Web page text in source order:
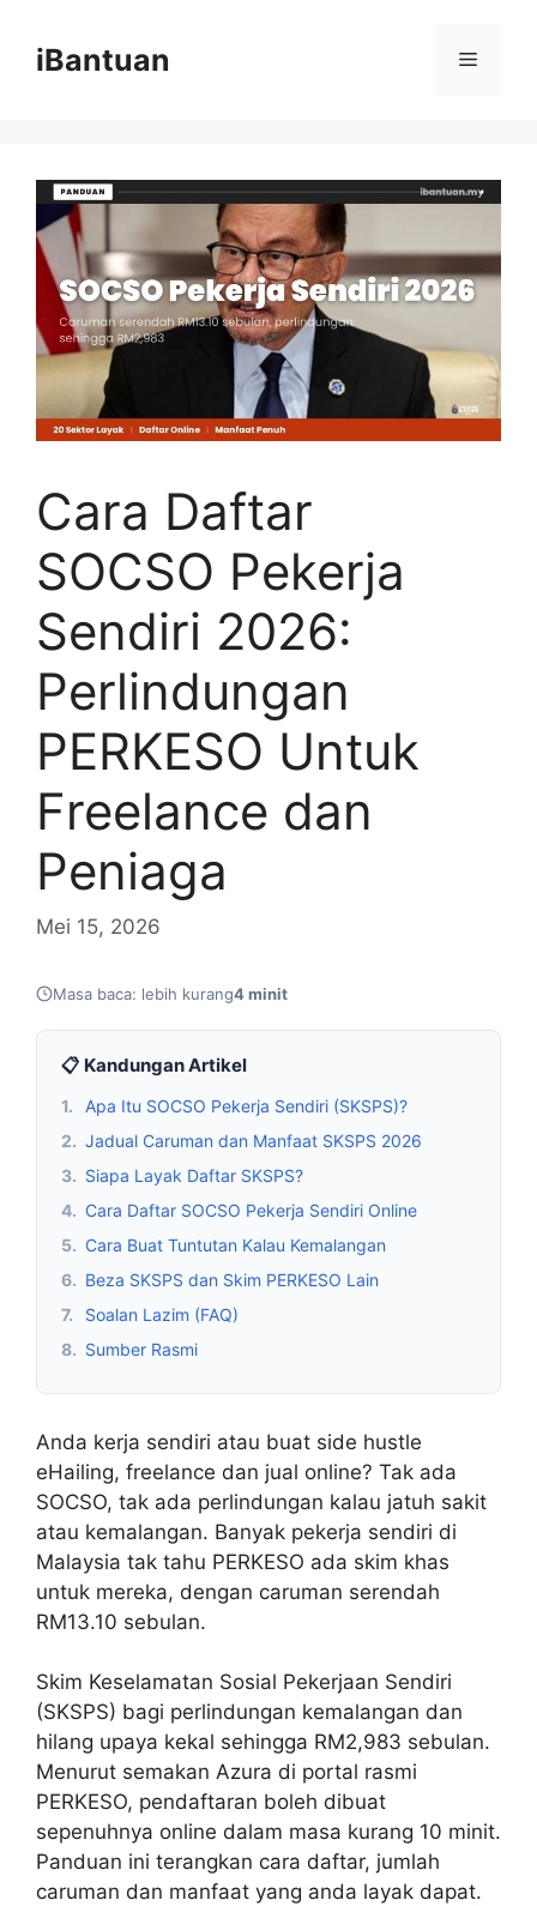
contentiBantuan Menu
Cara Daftar
SOCSO Pekerja
Sendiri 2026:
Perlindungan
PERKESO Untuk
Freelance dan
Peniaga
Mei 15, 2026
Masa baca: lebih kurang4 minit
📋 Kandungan Artikel
1.
Apa Itu SOCSO Pekerja Sendiri (SKSPS)?
2. Jadual Caruman dan Manfaat SKSPS 2026
3. Siapa Layak Daftar SKSPS?
4. Cara Daftar SOCSO Pekerja Sendiri Online
5. Cara Buat Tuntutan Kalau Kemalangan
6. Beza SKSPS dan Skim PERKESO Lain
7.
Soalan Lazim (FAQ)
8. Sumber Rasmi
Anda kerja sendiri atau buat side hustle
eHailing, freelance dan jual online? Tak ada
SOCSO, tak ada perlindungan kalau jatuh sakit
atau kemalangan. Banyak pekerja sendiri di
Malaysia tak tahu PERKESO ada skim khas
untuk mereka, dengan caruman serendah
RM13.10 sebulan.
Skim Keselamatan Sosial Pekerjaan Sendiri
(SKSPS) bagi perlindungan kemalangan dan
hilang upaya kekal sehingga RM2,983 sebulan.
Menurut semakan Azura di portal rasmi
PERKESO, pendaftaran boleh dibuat
sepenuhnya online dalam masa kurang 10 minit.
Panduan ini terangkan cara daftar, jumlah
caruman dan manfaat yang anda layak dapat.